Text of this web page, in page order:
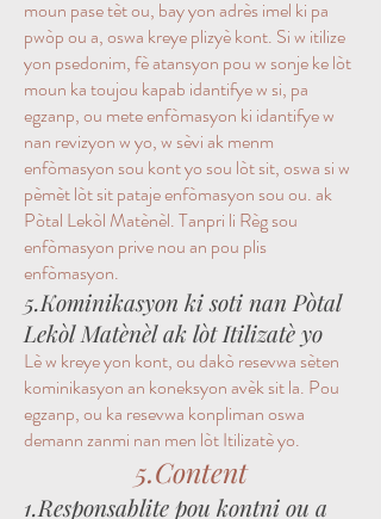
moun pase tèt ou, bay yon adrès imel ki pa
pwòp ou a, oswa kreye plizyè kont. Si w itilize
yon psedonim, fè atansyon pou w sonje ke lòt
moun ka toujou kapab idantifye w si, pa
egzanp, ou mete enfòmasyon ki idantifye w
nan revizyon w yo, w sèvi ak menm
enfòmasyon sou kont yo sou lòt sit, oswa si w
pèmèt lòt sit pataje enfòmasyon sou ou. ak
Pòtal Lekòl Matènèl. Tanpri li Règ sou
enfòmasyon prive nou an pou plis
enfòmasyon.
5.Kominikasyon ki soti nan Pòtal
Lekòl Matènèl ak lòt Itilizatè yo
Lè w kreye yon kont, ou dakò resevwa sèten
kominikasyon an koneksyon avèk sit la. Pou
egzanp, ou ka resevwa konpliman oswa
demann zanmi nan men lòt Itilizatè yo.
5.Content
1.Responsablite pou kontni ou a